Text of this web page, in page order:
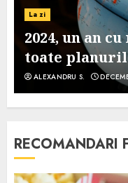
La zi
2024, un an
toate
ALEXANDRU S.
RECOMANDARI